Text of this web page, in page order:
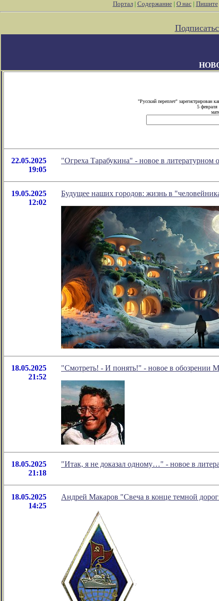
Портал| Содержание| О нас| Пишите
"Русский переплет" зарегистрирован
5 февраля
22.05.2025
19:05
"Огреха Тарабукина" - новое в
19.05.2025
12:02
Будущее наших городов: жизнь в
18.05.2025
21:52
"Смотреть! - И понять!" - новое в обозрении
18.05.2025
21:18
"Итак, я не доказал одному…" - новое в
18.05.2025
14:25
Андрей Макаров "Свеча в конце темной